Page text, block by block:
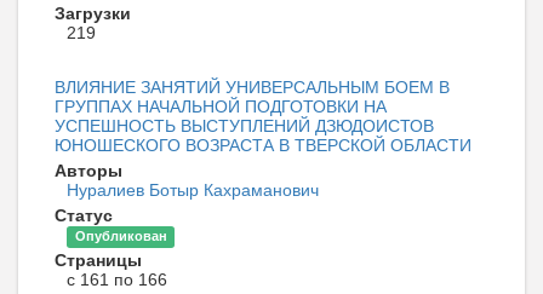
Загрузки
219
ВЛИЯНИЕ ЗАНЯТИЙ УНИВЕРСАЛЬНЫМ БОЕМ В
ГРУППАХ НАЧАЛЬНОЙ ПОДГОТОВКИ НА
УСПЕШНОСТЬ ВЫСТУПЛЕНИЙ ДЗЮДОИСТОВ
ЮНОШЕСКОГО ВОЗРАСТА В ТВЕРСКОЙ ОБЛАСТИ
Авторы
Нуралиев Ботыр Кахраманович
Статус
Опубликован
Страницы
с 161 по 166